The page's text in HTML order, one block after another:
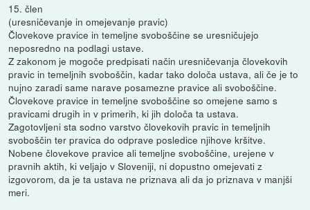
15. člen
(uresničevanje in omejevanje pravic)
Človekove pravice in temeljne svoboščine se uresničujejo
neposredno na podlagi ustave.
Z zakonom je mogoče predpisati način uresničevanja človekovih
pravic in temeljnih svoboščin, kadar tako določa ustava, ali če je to
nujno zaradi same narave posamezne pravice ali svoboščine.
Človekove pravice in temeljne svoboščine so omejene samo s
pravicami drugih in v primerih, ki jih določa ta ustava.
Zagotovljeni sta sodno varstvo človekovih pravic in temeljnih
svoboščin ter pravica do odprave posledice njihove kršitve.
Nobene človekove pravice ali temeljne svoboščine, urejene v
pravnih aktih, ki veljajo v Sloveniji, ni dopustno omejevati z
izgovorom, da je ta ustava ne priznava ali da jo priznava v manjši
meri.